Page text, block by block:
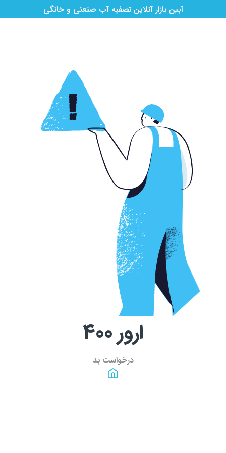
آبین بازار آنلاین تصفیه آب صنعتی و خانگی
ارور400
درخواست بد